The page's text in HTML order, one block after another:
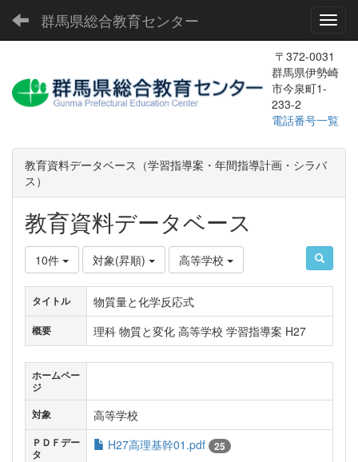
群馬県総合教育センター
〒372-0031
群馬県伊勢崎
市今泉町1-
233-2
電話番号一覧
教育資料データベース（学習指導案・年間指導計画・シラバ
ス）
教育資料データベース
10件 対象(昇順) 高等学校
タイトル 物質量と化学反応式
概要 理科 物質と変化 高等学校 学習指導案 H27
ホームペー
ジ
対象
高等学校
ＰＤＦデー
タ
H27高理基幹01.pdf 25